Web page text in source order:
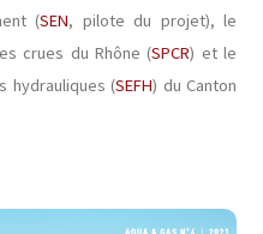
(SEN, pilote du projet), le
crues du Rhône (SPCR) et le
hydrauliques (SEFH) du Canton